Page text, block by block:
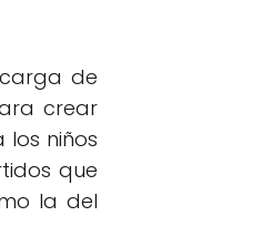
de
crear
niños
que
la del